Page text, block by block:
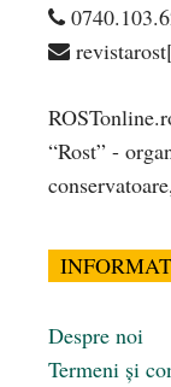
“Rost” -
Despre noi
Termeni și